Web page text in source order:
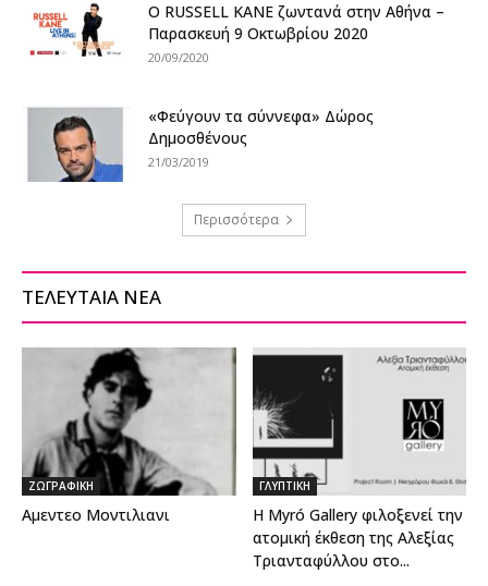
O RUSSELL KANE ζωντανά στην Αθήνα –
Παρασκευή 9 Οκτωβρίου 2020
20/09/2020
«Φεύγουν τα σύννεφα» Δώρος
Δημοσθένους
21/03/2019
Περισσότερα
ΤΕΛΕΥΤΑΙΑ ΝΕΑ
ΖΩΓΡΑΦΙΚΗ
Αμεντεο Μοντιλιανι
ΓΛΥΠΤΙΚΗ
Η Myró Gallery φιλοξενεί την
ατομική έκθεση της Αλεξίας
Τριανταφύλλου στο...